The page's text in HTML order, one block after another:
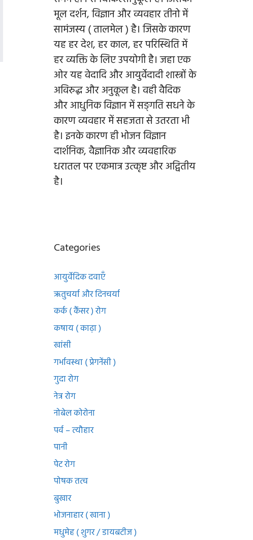
मूल दर्शन, विज्ञान और व्यवहार तीनो में
सामंजस्य ( तालमेल ) है। जिसके कारण
यह हर देश, हर काल, हर परिस्थिति में
हर व्यक्ति के लिए उपयोगी है। जहा एक
ओर यह वेदादि और आयुर्वेदादी शास्त्रों के
अविरुद्ध और अनुकूल है। वही वैदिक
और आधुनिक विज्ञान में सङ्गति सधने के
कारण व्यवहार में सहजता से उतरता भी
है। इनके कारण ही भोजन विज्ञान
दार्शनिक, वैज्ञानिक और व्यवहारिक
धरातल पर एकमात्र उत्कृष्ट और अद्वितीय
है।
Categories
आयुर्वेदिक दवाएँ
ऋतुचर्या और दिनचर्या
कर्क ( कैंसर ) रोग
कषाय ( काढ़ा )
खांसी
गर्भावस्था ( प्रेगनेंसी )
गुदा रोग
नेत्र रोग
नोबेल कोरोना
पर्व – त्यौहार
पानी
पेट रोग
पोषक तत्व
बुखार
भोजनाहार ( खाना )
मधुमेह ( शुगर / डायबटीज )